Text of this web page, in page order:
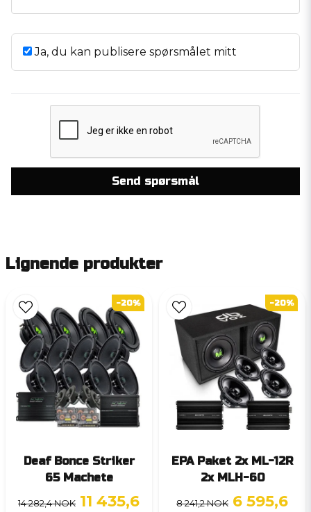
Ja, du kan publisere spørsmålet mitt
Send spørsmål
Lignende produkter
Deaf Bonce Striker
65 Machete
14 282,4 NOK 11 435,6
-20%
EPA Paket 2x ML-12R
2x MLH-60
8 241,2 NOK 6 595,6
-20%